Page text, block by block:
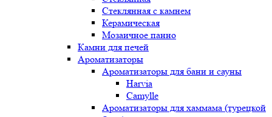
Стеклянная с камнем
Керамическая
Мозаичное панно
Камни для печей
Ароматизаторы
Ароматизаторы для бани и сауны
Harvia
Camylle
Ароматизаторы для хаммама (турецкой